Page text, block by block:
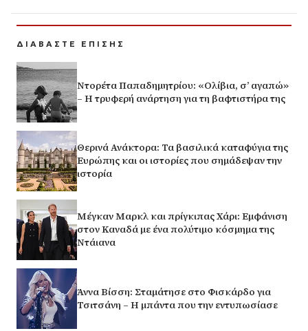
ΔΙΑΒΑΣΤΕ ΕΠΙΣΗΣ
Ντορέτα Παπαδημητρίου: «Ολίβια, σ’ αγαπώ»
– Η τρυφερή ανάρτηση για τη βαφτιστήρα της
Θερινά Ανάκτορα: Τα βασιλικά καταφύγια της
Ευρώπης και οι ιστορίες που σημάδεψαν την
ιστορία
Μέγκαν Μαρκλ και πρίγκιπας Χάρι: Εμφάνιση
στον Καναδά με ένα πολύτιμο κόσμημα της
Ντάιανα
Άννα Βίσση: Σταμάτησε στο Φισκάρδο για
Τσιτσάνη – Η μπάντα που την εντυπωσίασε